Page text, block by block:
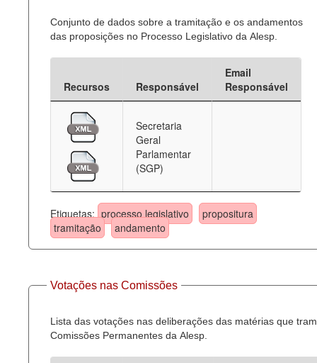
Conjunto de dados sobre a tramitação e os andamentos
das proposições no Processo Legislativo da Alesp.
Recursos Responsável
Email
Responsável
Secretaria
Geral
Parlamentar
(SGP)
Etiquetas: processo legislativo
propositura
tramitação
andamento
Votações nas Comissões
Lista das votações nas deliberações das matérias que
Comissões Permanentes da Alesp.